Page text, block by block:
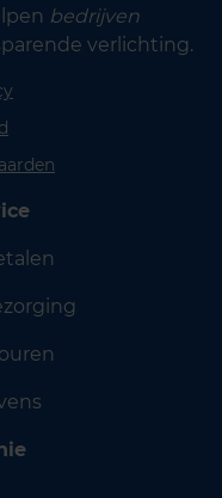
bedrijven
verlichting.